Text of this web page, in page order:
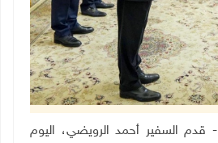
10-2023 وفا- قدم السفير أحمد الرويضي، اليوم